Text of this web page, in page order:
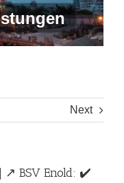
Next
↗️ BSV Enold: ✔️